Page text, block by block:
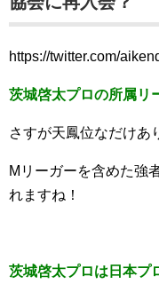
https://twitter.com/
茨城啓太プロの所属リ
さすが天鳳位なだけあ
Mリーガーを含めた強
れますね！
茨城啓太プロは日本プ